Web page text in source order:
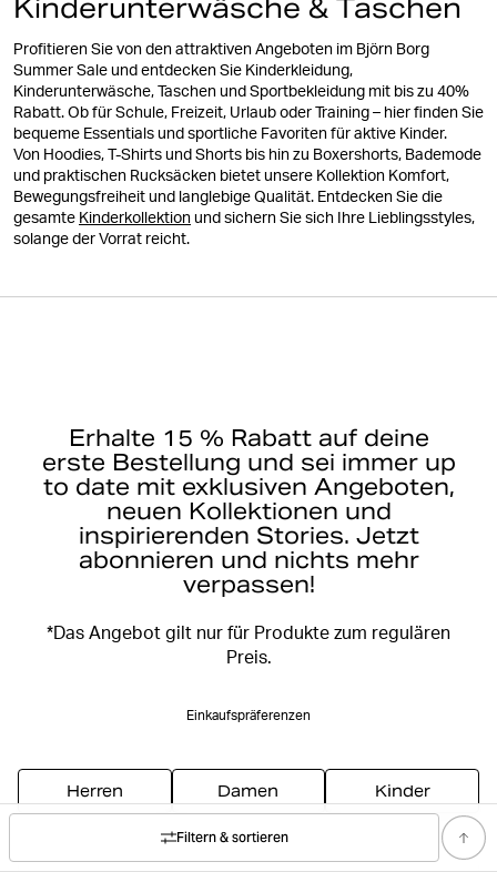
Filtern & sortieren
Kinderunterwäsche & Taschen
Profitieren Sie von den attraktiven Angeboten im Björn Borg
Summer Sale und entdecken Sie Kinderkleidung,
Kinderunterwäsche, Taschen und Sportbekleidung mit bis zu 40%
Rabatt. Ob für Schule, Freizeit, Urlaub oder Training – hier finden Sie
bequeme Essentials und sportliche Favoriten für aktive Kinder.
Von Hoodies, T-Shirts und Shorts bis hin zu Boxershorts, Bademode
und praktischen Rucksäcken bietet unsere Kollektion Komfort,
Bewegungsfreiheit und langlebige Qualität. Entdecken Sie die
gesamte Kinderkollektion und sichern Sie sich Ihre Lieblingsstyles,
solange der Vorrat reicht.
Erhalte 15 % Rabatt auf deine
erste Bestellung und sei immer up
to date mit exklusiven Angeboten,
neuen Kollektionen und
inspirierenden Stories. Jetzt
abonnieren und nichts mehr
verpassen!
*Das Angebot gilt nur für Produkte zum regulären
Preis.
Einkaufspräferenzen
Herren Damen Kinder